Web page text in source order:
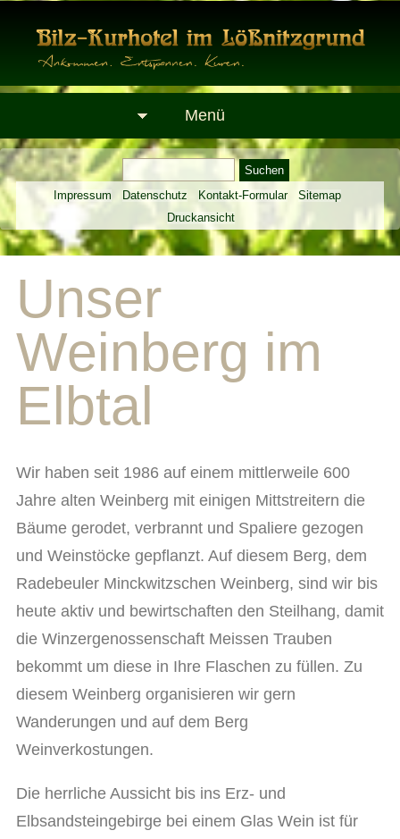
Menü
Impressum Datenschutz Kontakt-Formular
Sitemap
Druckansicht
Unser
Weinberg im
Elbtal
Wir haben seit 1986 auf einem mittlerweile 600
Jahre alten Weinberg mit einigen Mittstreitern die
Bäume gerodet, verbrannt und Spaliere gezogen
und Weinstöcke gepflanzt. Auf diesem Berg, dem
Radebeuler Minckwitzschen Weinberg, sind wir bis
heute aktiv und bewirtschaften den Steilhang, damit
die Winzergenossenschaft Meissen Trauben
bekommt um diese in Ihre Flaschen zu füllen. Zu
diesem Weinberg organisieren wir gern
Wanderungen und auf dem Berg
Weinverkostungen.
Die herrliche Aussicht bis ins Erz- und
Elbsandsteingebirge bei einem Glas Wein ist für